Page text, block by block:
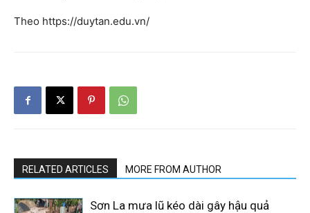
Theo https://duytan.edu.vn/
RELATED ARTICLES MORE FROM AUTHOR
Sơn La mưa lũ kéo dài gây hậu quả